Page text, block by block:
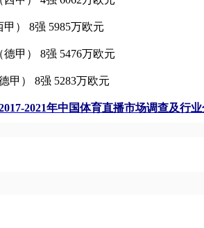
） 8强 5985万欧元
甲） 8强 5476万欧元
） 8强 5283万欧元
2017-2021年中国体育直播市场调查及行业